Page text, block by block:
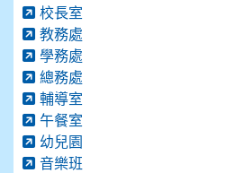
校長室
教務處
學務處
總務處
輔導室
午餐室
幼兒園
音樂班